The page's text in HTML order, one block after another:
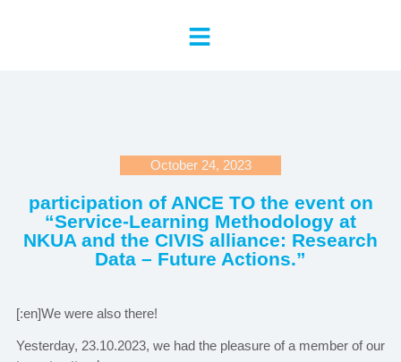
October 24, 2023
participation of ANCE TO the event on
“Service-Learning Methodology at
NKUA and the CIVIS alliance: Research
Data – Future Actions.”
[:en]We were also there!
Yesterday, 23.10.2023, we had the pleasure of a member of our